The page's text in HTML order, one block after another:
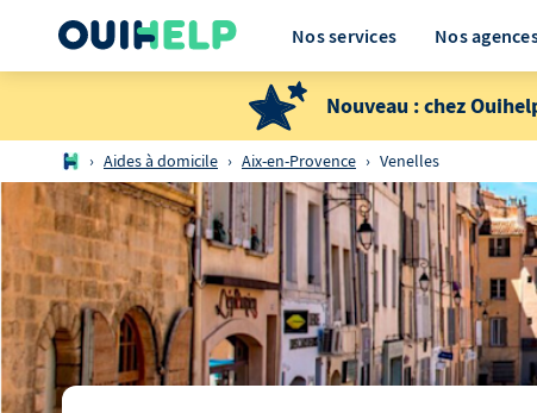
Nos services Nos
Nouveau : chez
› Aides à domicile › Aix-en-Provence › Venelles